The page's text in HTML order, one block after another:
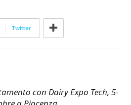
Twitter
con Dairy Expo Tech, 5-